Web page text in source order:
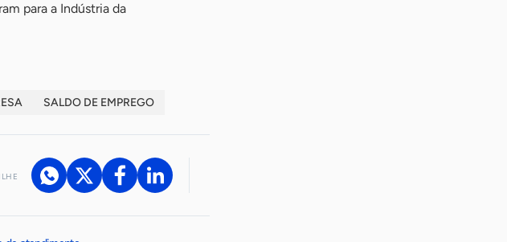
para a Indústria da
SALDO DE EMPREGO